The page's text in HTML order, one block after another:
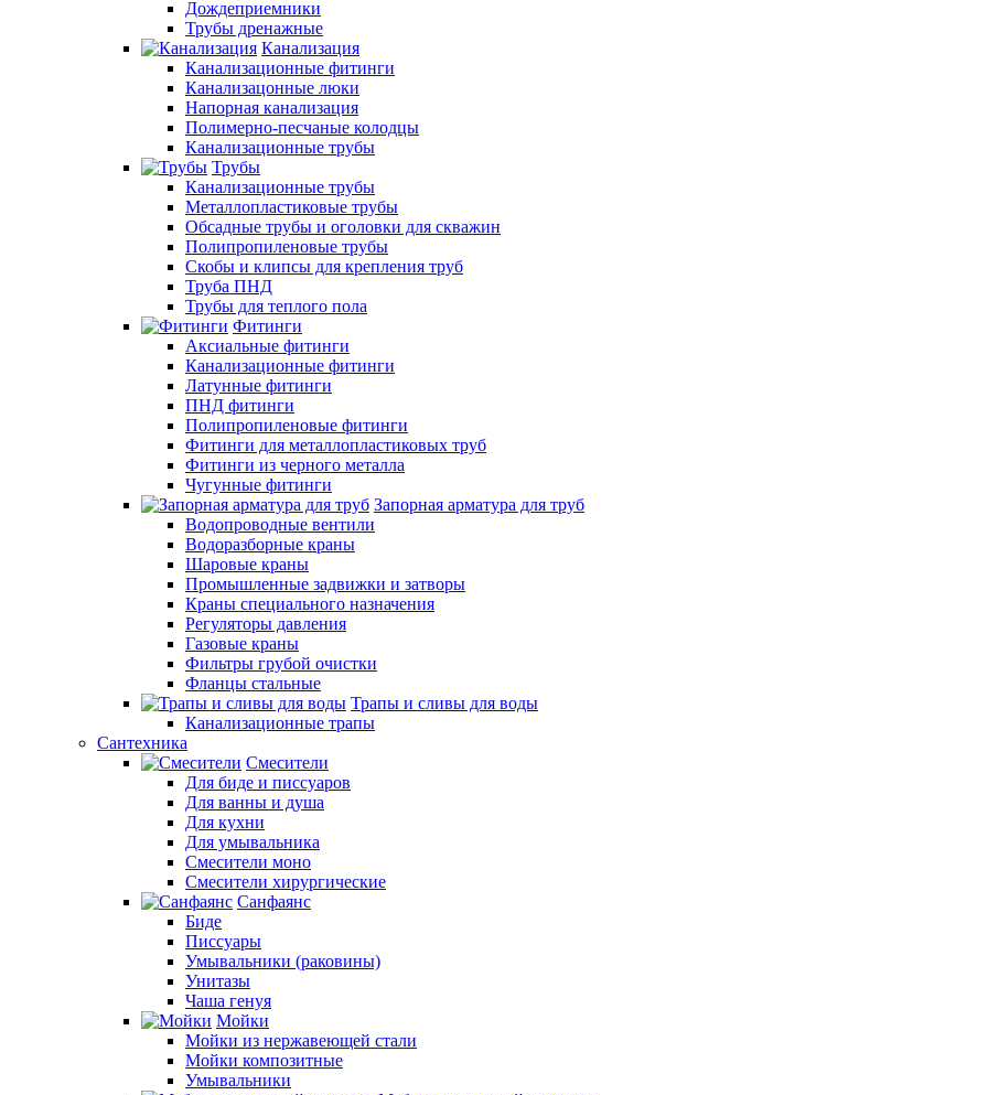
Дождеприемники
Трубы дренажные
Канализация
Канализационные фитинги
Канализацонные люки
Напорная канализация
Полимерно-песчаные колодцы
Канализационные трубы
Трубы
Канализационные трубы
Металлопластиковые трубы
Обсадные трубы и оголовки для скважин
Полипропиленовые трубы
Скобы и клипсы для крепления труб
Труба ПНД
Трубы для теплого пола
Фитинги
Аксиальные фитинги
Канализационные фитинги
Латунные фитинги
ПНД фитинги
Полипропиленовые фитинги
Фитинги для металлопластиковых труб
Фитинги из черного металла
Чугунные фитинги
Запорная арматура для труб
Водопроводные вентили
Водоразборные краны
Шаровые краны
Промышленные задвижки и затворы
Краны специального назначения
Регуляторы давления
Газовые краны
Фильтры грубой очистки
Фланцы стальные
Трапы и сливы для воды
Канализационные трапы
Сантехника
Смесители
Для биде и писсуаров
Для ванны и душа
Для кухни
Для умывальника
Смесители моно
Смесители хирургические
Санфаянс
Биде
Писсуары
Умывальники (раковины)
Унитазы
Чаша генуя
Мойки
Мойки из нержавеющей стали
Мойки композитные
Умывальники